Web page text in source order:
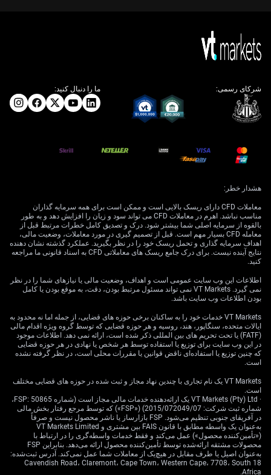
طلا تحت فشار قابل توجهی است چون دلار آمریکا به رشد
خرده‌فروشی با افزایش ۰.۹٪ از انتظارها فراتر رفت. این
موضوع دیدگاه حفظ موضع سخت‌گیرانه فدرال رزرو را
تقویت می‌کند و دارایی‌های بدون سود دوره‌ای مانند طلا را
با توجه به قدرت روند نزولی، معامله‌گران می‌توانند خرید
Price؛ قیمت تعیین‌شده در قرارداد) پایین‌تر از سطح فعلی را
در نظر بگیرند و حمایت اولیه ۴,۴۷۹ دلار را هدف بگذارند. برای
رویکرد محتاطانه‌تر، ایجاد «اسپرد اختیار فروش نزولی» (Bear
Put Spread؛ خرید یک اختیار فروش و هم‌زمان فروش اختیار
فروش دیگر با قیمت اعمال پایین‌تر برای کاهش هزینه اولیه)
می‌تواند هزینه اولیه را محدود کند و همچنان از افت تا سطح
کوتاه‌مدت مسیر ساده‌تر برای طلا همچنان نزولی است.
فروش حدود ۲۷ است. این می‌تواند به معنی توقف موقت
فشار فروش یا یک «برگشت تکنیکال» کوتاه (جهش
کوتاه‌مدت ناشی از شرایط نموداری، نه لزوماً تغییر بنیادی)
باشد. معامله‌گران می‌توانند از این فرصت برای فروش
خریدی که قیمت اعمال آن بالاتر از قیمت فعلی است) در
مقابل موقعیت‌های فروش برای دریافت «پرمیوم»
(Premium؛ مبلغی که برای خرید/فروش اختیار پرداخت/
دریافت می‌شود) استفاده کنند، یا «اختیار خرید» بسیار
کوتاه‌مدت بخرند تا از جهش سریع تا مقاومت ۴,۶۵۵ بهره
ببرند.
تنش‌های ادامه‌دار با ایران در نزدیکی تنگه هرمز همچنان یک
ما را دنبال کنید: شرکای رسمی:
هشدار خطر:
معاملات CFD دارای ریسک بالایی است و ممکن است برای همه سرمایه گذاران
مناسب نباشد. اهرم در معاملات CFD می تواند سود و زیان را افزایش دهد و به طور
بالقوه از سرمایه اصلی شما بیشتر شود. درک و تصدیق کامل خطرات مرتبط قبل از
معامله CFD بسیار مهم است. قبل از تصمیم گیری در مورد معاملات، وضعیت مالی،
اهداف سرمایه گذاری و تحمل ریسک خود را در نظر بگیرید. عملکرد گذشته نشان دهنده
نتایج آینده نیست. برای درک جامع ریسک های معاملاتی CFD به اسناد قانونی ما مراجعه
کنید.
اطلاعات این وب سایت عمومی است و اهداف، وضعیت مالی یا نیازهای شما را در نظر
نمی گیرد. VT Markets نمی تواند مسئول مرتبط بودن، دقت، به موقع بودن یا کامل
بودن اطلاعات وب سایت باشد.
VT Markets خدمات خود را به ساکنان برخی حوزه های قضایی، از جمله اما نه محدود به
ایالات متحده، سنگاپور، هند، روسیه و هر حوزه قضایی که توسط گروه ویژه اقدام مالی
(FATF) یا تحت تحریم های بین المللی ذکر شده است، ارائه نمی دهد. اطلاعات موجود
در این وب سایت برای توزیع یا استفاده توسط هر شخص یا نهادی در هر حوزه قضایی
که چنین توزیع یا استفاده‌ای ناقض قوانین یا مقررات محلی است، در نظر گرفته نشده
است.
VT Markets یک نام تجاری با چندین نهاد مجاز و ثبت شده در حوزه های قضایی مختلف
است.
· VT Markets (Pty) Ltd یک ارائه‌دهنده خدمات مالی مجاز است (شماره FSP: 50865،
شماره ثبت شرکت: 2015/072049/07) («FSP») که توسط مرجع رفتار بخش مالی
در آفریقای جنوبی تنظیم می‌شود. FSP بازارساز یا ناشر محصول نیست و صرفاً
به‌عنوان یک واسطه مطابق با قانون FAIS بین مشتری و VT Markets Limited
(«تأمین‌کننده محصول») عمل می‌کند و فقط خدمات واسطه‌گری را در ارتباط با
محصولات مشتقه ارائه‌شده توسط تأمین‌کننده محصول ارائه می‌دهد. بنابراین FSP
به‌عنوان اصیل یا طرف مقابل در هیچ‌یک از معاملات شما عمل نمی‌کند. آدرس ثبت‌شده:
18 Cavendish Road، Claremont، Cape Town، Western Cape، 7708، South
Africa.